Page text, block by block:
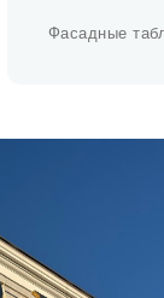
Фасадные